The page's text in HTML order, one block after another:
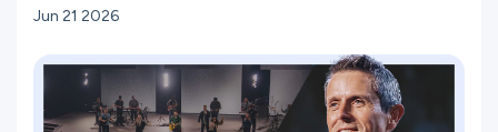
Jun 21 2026